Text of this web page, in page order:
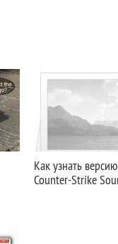
Как узнать
Counter-Strike